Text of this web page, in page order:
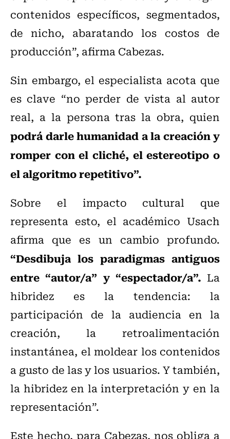
contenidos específicos, segmentados,
de nicho, abaratando los costos de
producción”, afirma Cabezas.
Sin embargo, el especialista acota que
es clave “no perder de vista al autor
real, a la persona tras la obra, quien
podrá darle humanidad a la creación y
romper con el cliché, el estereotipo o
el algoritmo repetitivo”.
Sobre el impacto cultural que
representa esto, el académico Usach
afirma que es un cambio profundo.
“Desdibuja los paradigmas antiguos
entre “autor/a” y “espectador/a”. La
hibridez es la tendencia: la
participación de la audiencia en la
creación, la retroalimentación
instantánea, el moldear los contenidos
a gusto de las y los usuarios. Y también,
la hibridez en la interpretación y en la
representación”.
Este hecho, para Cabezas, nos obliga a